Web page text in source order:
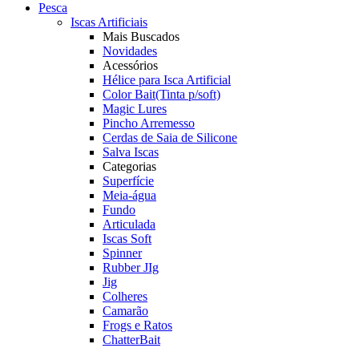
Pesca
Iscas Artificiais
Mais Buscados
Novidades
Acessórios
Hélice para Isca Artificial
Color Bait(Tinta p/soft)
Magic Lures
Pincho Arremesso
Cerdas de Saia de Silicone
Salva Iscas
Categorias
Superfície
Meia-água
Fundo
Articulada
Iscas Soft
Spinner
Rubber JIg
Jig
Colheres
Camarão
Frogs e Ratos
ChatterBait